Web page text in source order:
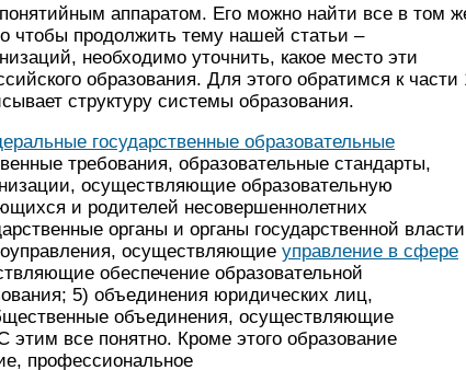
аппаратом. Его можно найти все в том
чтобы продолжить тему нашей статьи –
необходимо уточнить, какое место эти
образования. Для этого обратимся к части
структуру системы образования.
государственные образовательные
требования, образовательные стандарты,
осуществляющие образовательную
и родителей несовершеннолетних
органы и органы государственной власти
осуществляющие управление в сфере
обеспечение образовательной
5) объединения юридических лиц,
объединения, осуществляющие
этим все понятно. Кроме этого образование
профессиональное